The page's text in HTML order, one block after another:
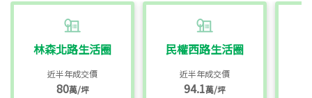
林森北路生活圈
近半年成交價
80萬/坪
民權西路生活圈
近半年成交價
94.1萬/坪